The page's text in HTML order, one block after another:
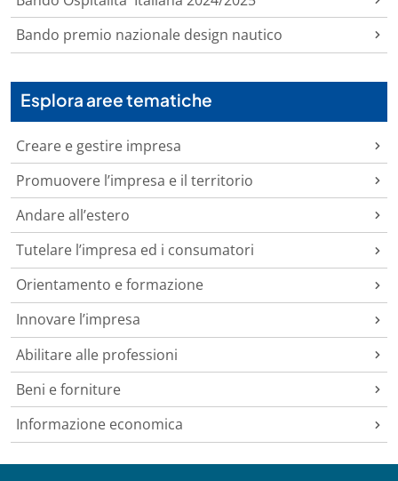
Bando premio nazionale design nautico
Esplora aree tematiche
Creare e gestire impresa
Promuovere l’impresa e il territorio
Andare all’estero
Tutelare l’impresa ed i consumatori
Orientamento e formazione
Innovare l’impresa
Abilitare alle professioni
Beni e forniture
Informazione economica